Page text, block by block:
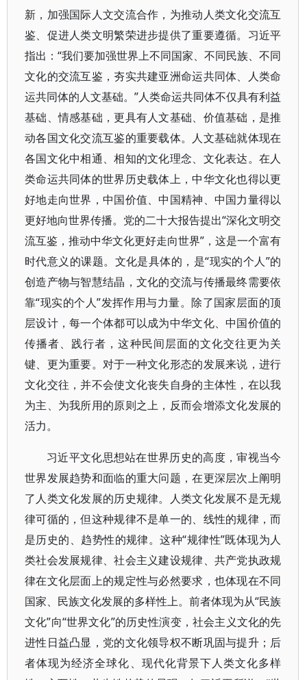
新，加强国际人文交流合作，为推动人类文化交流互
鉴、促进人类文明繁荣进步提供了重要遵循。习近平
指出：“我们要加强世界上不同国家、不同民族、不同
文化的交流互鉴，夯实共建亚洲命运共同体、人类命
运共同体的人文基础。”人类命运共同体不仅具有利益
基础、情感基础，更具有人文基础、价值基础，是推
动各国文化交流互鉴的重要载体。人文基础就体现在
各国文化中相通、相知的文化理念、文化表达。在人
类命运共同体的世界历史载体上，中华文化也得以更
好地走向世界，中国价值、中国精神、中国力量得以
更好地向世界传播。党的二十大报告提出“深化文明交
流互鉴，推动中华文化更好走向世界”，这是一个富有
时代意义的课题。文化是具体的，是“现实的个人”的
创造产物与智慧结晶，文化的交流与传播最终需要依
靠“现实的个人”发挥作用与力量。除了国家层面的顶
层设计，每一个体都可以成为中华文化、中国价值的
传播者、践行者，这种民间层面的文化交往更为关
键、更为重要。对于一种文化形态的发展来说，进行
文化交往，并不会使文化丧失自身的主体性，在以我
为主、为我所用的原则之上，反而会增添文化发展的
活力。
习近平文化思想站在世界历史的高度，审视当今
世界发展趋势和面临的重大问题，在更深层次上阐明
了人类文化发展的历史规律。人类文化发展不是无规
律可循的，但这种规律不是单一的、线性的规律，而
是历史的、趋势性的规律。这种“规律性”既体现为人
类社会发展规律、社会主义建设规律、共产党执政规
律在文化层面上的规定性与必然要求，也体现在不同
国家、民族文化发展的多样性上。前者体现为从“民族
文化”向“世界文化”的历史性演变，社会主义文化的先
进性日益凸显，党的文化领导权不断巩固与提升；后
者体现为经济全球化、现代化背景下人类文化多样